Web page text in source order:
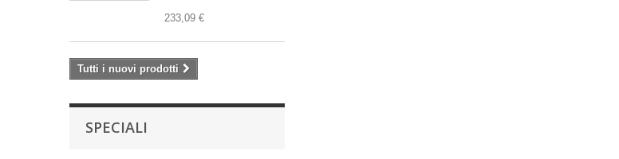
233,09 €
Tutti i nuovi prodotti
SPECIALI